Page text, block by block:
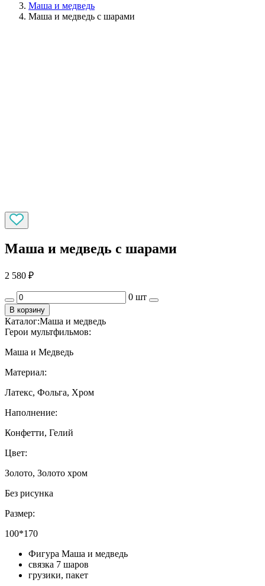
Маша и медведь
Маша и медведь с шарами
Маша и медведь с шарами
2 580 ₽
0 шт
В корзину
Каталог:Маша и медведь
Герои мультфильмов:
Маша и Медведь
Материал:
Латекс, Фольга, Хром
Наполнение:
Конфетти, Гелий
Цвет:
Золото, Золото хром
Без рисунка
Размер:
100*170
Фигура Маша и медведь
связка 7 шаров
грузики, пакет